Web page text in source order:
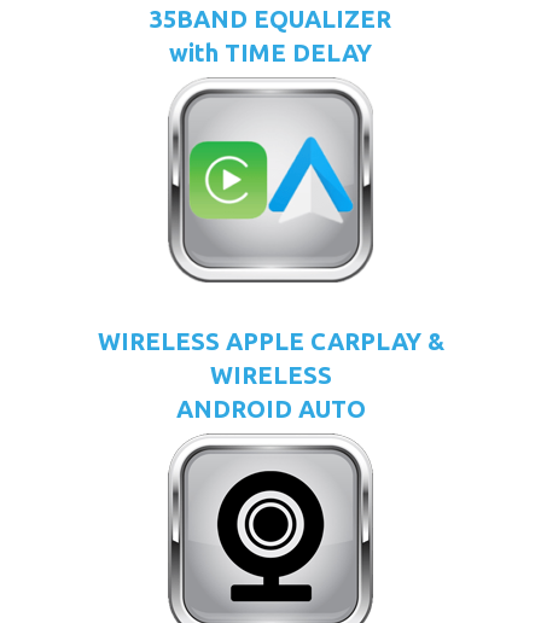
35BAND EQUALIZER
with TIME DELAY
WIRELESS APPLE CARPLAY &
WIRELESS
ANDROID AUTO